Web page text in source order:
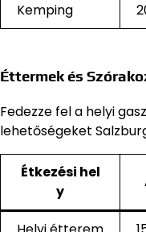
Kemping
Éttermek és
Fedezze fel a helyi
lehetőségeket
Étkezési hel
y